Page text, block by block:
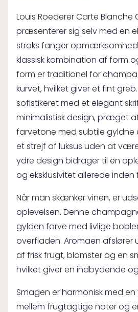
Louis Roederer Carte
præsenterer sig selv med en
straks fanger
klassisk kombination af form
form er traditionel for
kurvet, hvilket giver et fint
sofistikeret med et elegant
minimalistisk design, præget
farvetone med subtile gyldne
et strejf af luksus uden at
ydre design bidrager til en
og eksklusivitet allerede inden
Når man skænker vinen, er
oplevelsen. Denne
gylden farve med livlige
overfladen. Aromaen afslører
af frisk frugt, blomster og en
hvilket giver en indbydende
Smagen er harmonisk med
mellem frugtagtige noter og